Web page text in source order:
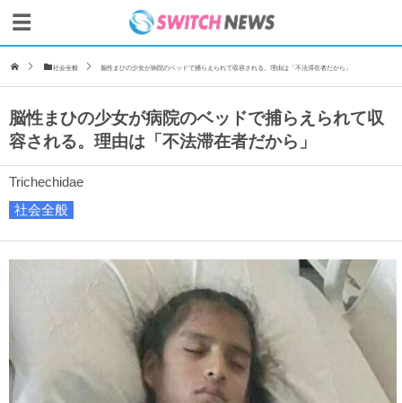
社会全般 脳性まひの少女が病院のベッドで捕らえられて収容される。理由は「不法滞在者だから」
脳性まひの少女が病院のベッドで捕らえられて収
容される。理由は「不法滞在者だから」
Trichechidae
社会全般